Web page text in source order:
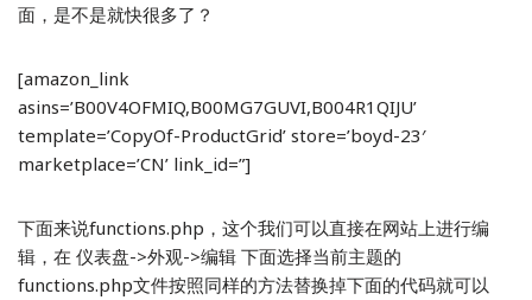
面，是不是就快很多了？
[amazon_link
asins=’B00V4OFMIQ,B00MG7GUVI,B004R1QIJU’
template=’CopyOf-ProductGrid’ store=’boyd-23′
marketplace=’CN’ link_id=”]
下面来说functions.php，这个我们可以直接在网站上进行编
辑，在 仪表盘->外观->编辑 下面选择当前主题的
functions.php文件按照同样的方法替换掉下面的代码就可以